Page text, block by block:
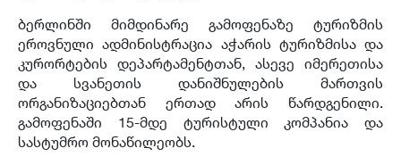
ბერლინში მიმდინარე გამოფენაზე ტურიზმის
ეროვნული ადმინისტრაცია აჭარის ტურიზმისა და
კურორტების დეპარტამენტთან, ასევე იმერეთისა
და სვანეთის დანიშნულების მართვის
ორგანიზაციებთან ერთად არის წარდგენილი.
გამოფენაში 15-მდე ტურისტული კომპანია და
სასტუმრო მონაწილეობს.